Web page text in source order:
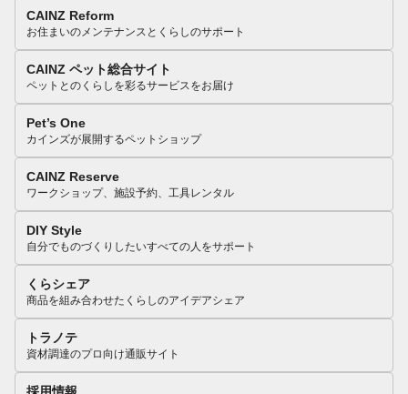
CAINZ Reform
お住まいのメンテナンスとくらしのサポート
CAINZ ペット総合サイト
ペットとのくらしを彩るサービスをお届け
Pet’s One
カインズが展開するペットショップ
CAINZ Reserve
ワークショップ、施設予約、工具レンタル
DIY Style
自分でものづくりしたいすべての人をサポート
くらシェア
商品を組み合わせたくらしのアイデアシェア
トラノテ
資材調達のプロ向け通販サイト